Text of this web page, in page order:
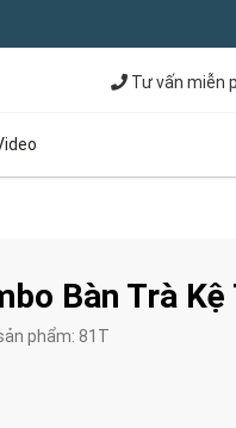
Tư vấn miễn
Bàn Trà
phẩm: 81T